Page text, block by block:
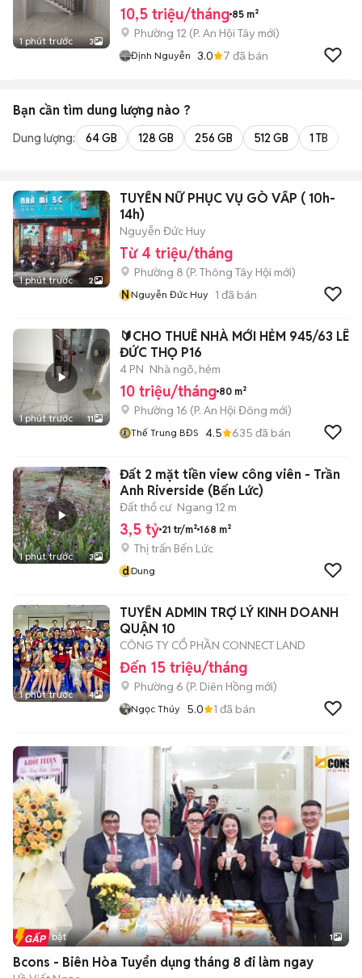
1 phút trước 3
10,5 triệu/tháng 85 m²
Phường 12 (P. An Hội Tây mới)
Định Nguyễn 3.0 7 đã bán
Bạn cần tìm dung lượng nào ?
Dung lượng: 64 GB 128 GB 256 GB 512 GB 1 TB
1 phút trước 2
TUYỂN NỮ PHỤC VỤ GÒ VẤP ( 10h-
14h)
Nguyễn Đức Huy
Từ 4 triệu/tháng
Phường 8 (P. Thông Tây Hội mới)
NNguyễn Đức Huy 1 đã bán
1 phút trước 11
🔰CHO THUÊ NHÀ MỚI HẺM 945/63 LÊ
ĐỨC THỌ P16
4 PN Nhà ngõ, hẻm
10 triệu/tháng 80 m²
Phường 16 (P. An Hội Đông mới)
Thế Trung BĐS 4.5 635 đã bán
1 phút trước 3
Đất 2 mặt tiền view công viên - Trần
Anh Riverside (Bến Lức)
Đất thổ cư Ngang 12 m
3,5 tỷ 21 tr/m² 168 m²
Thị trấn Bến Lức
dDung
1 phút trước 4
TUYỂN ADMIN TRỢ LÝ KINH DOANH
QUẬN 10
CÔNG TY CỔ PHẦN CONNECT LAND
Đến 15 triệu/tháng
Phường 6 (P. Diên Hồng mới)
Ngọc Thúy 5.0 1 đã bán
Tin nổi bật 1
Bcons - Biên Hòa Tuyển dụng tháng 8 đi làm ngay